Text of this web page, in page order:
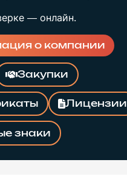
— онлайн.
о компании
Закупки
Лицензии
знаки